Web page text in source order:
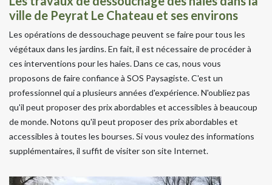
ville de Peyrat Le Chateau et ses environs
Les opérations de dessouchage peuvent se faire pour tous les
végétaux dans les jardins. En fait, il est nécessaire de procéder à
ces interventions pour les haies. Dans ce cas, nous vous
proposons de faire confiance à SOS Paysagiste. C'est un
professionnel qui a plusieurs années d'expérience. N'oubliez pas
qu'il peut proposer des prix abordables et accessibles à beaucoup
de monde. Notons qu'il peut proposer des prix abordables et
accessibles à toutes les bourses. Si vous voulez des informations
supplémentaires, il suffit de visiter son site Internet.